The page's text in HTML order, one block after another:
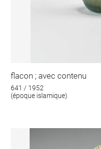
flacon ; avec contenu
641 / 1952
(époque islamique)